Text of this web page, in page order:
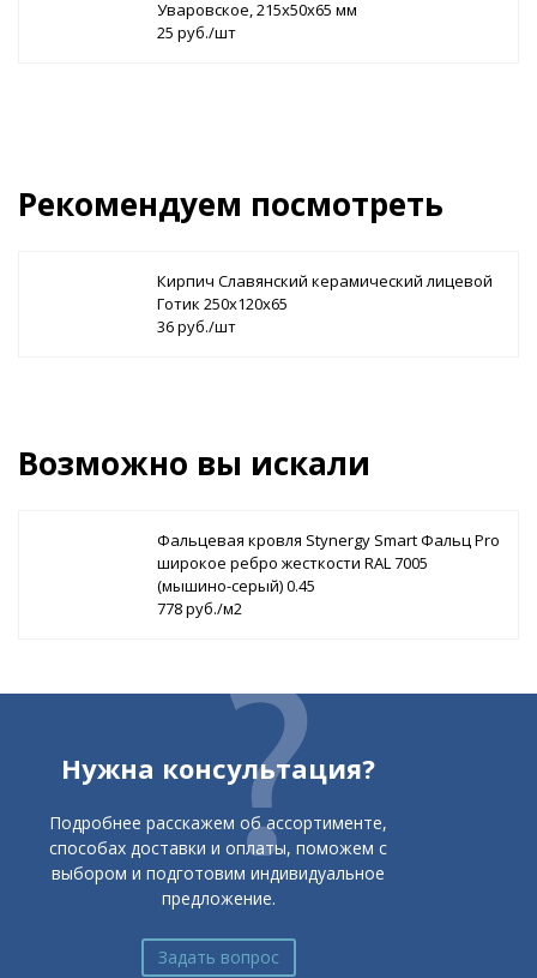
Уваровское, 215х50х65 мм
25 руб./шт
Рекомендуем посмотреть
Кирпич Славянский керамический лицевой
Готик 250х120х65
36 руб./шт
Возможно вы искали
Фальцевая кровля Stynergy Smart Фальц Pro
широкое ребро жесткости RAL 7005
(мышино-серый) 0.45
778 руб./м2
Нужна консультация?
Подробнее расскажем об ассортименте,
способах доставки и оплаты, поможем с
выбором и подготовим индивидуальное
предложение.
Задать вопрос